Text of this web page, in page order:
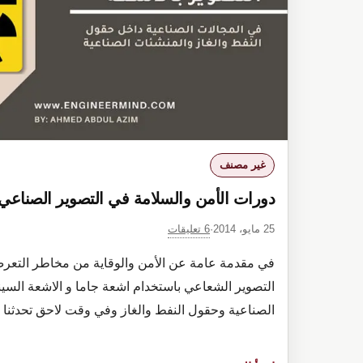
غير مصنف
دورات الأمن والسلامة في التصوير
25 مايو، 2014 ·6 تعليقات
في مقدمة عامة عن الأمن والوقاية من مخاطر
التصوير الشعاعي باستخدام اشعة جاما و الاشعة
الصناعية وحقول النفط والغاز وفي وقت لاحق